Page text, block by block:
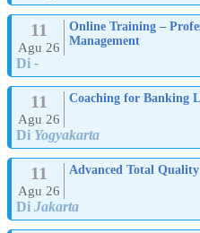
11
Agu 26
Online Training –
Management
Di -
11
Agu 26
Coaching for Banking
Di Yogyakarta
11
Agu 26
Advanced Total
Di Jakarta